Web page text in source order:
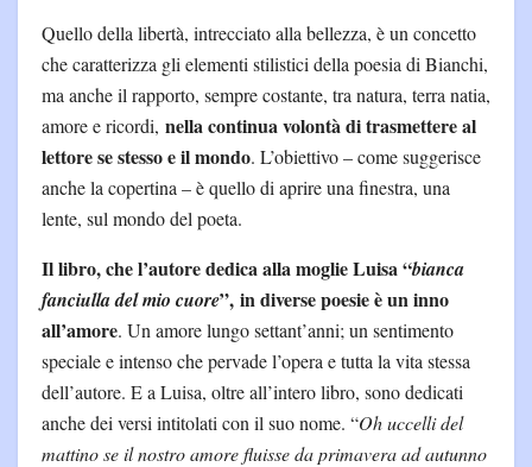
Quello della libertà, intrecciato alla bellezza, è un concetto
che caratterizza gli elementi stilistici della poesia di Bianchi,
ma anche il rapporto, sempre costante, tra natura, terra natia,
amore e ricordi, nella continua volontà di trasmettere al
lettore se stesso e il mondo. L’obiettivo – come suggerisce
anche la copertina – è quello di aprire una finestra, una
lente, sul mondo del poeta.
Il libro, che l’autore dedica alla moglie Luisa “bianca
fanciulla del mio cuore”, in diverse poesie è un inno
all’amore. Un amore lungo settant’anni; un sentimento
speciale e intenso che pervade l’opera e tutta la vita stessa
dell’autore. E a Luisa, oltre all’intero libro, sono dedicati
anche dei versi intitolati con il suo nome. “Oh uccelli del
mattino se il nostro amore fluisse da primavera ad autunno